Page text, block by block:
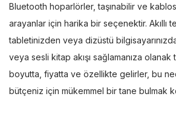
Bluetooth hoparlörler, taşınabilir ve
arayanlar için harika bir seçenektir. Akıllı
tabletinizden veya dizüstü
veya sesli kitap akışı sağlamanıza olanak
boyutta, fiyatta ve özellikte gelirler, bu
bütçeniz için mükemmel bir tane bulmak